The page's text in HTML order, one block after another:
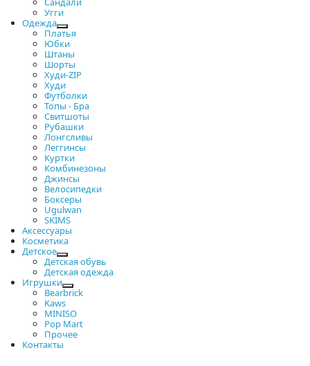
Угги
Одежда
Платья
Юбки
Штаны
Шорты
Худи-ZIP
Худи
Футболки
Топы - Бра
Свитшоты
Рубашки
Лонгсливы
Леггинсы
Куртки
Комбинезоны
Джинсы
Велосипедки
Боксеры
Ugulwan
SKIMS
Аксессуары
Косметика
Детское
Детская обувь
Детская одежда
Игрушки
Bearbrick
Kaws
MINISO
Pop Mart
Прочее
Контакты